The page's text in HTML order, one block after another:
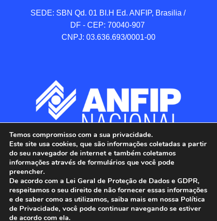
SEDE: SBN Qd. 01 BI.H Ed. ANFIP, Brasilia /
DF - CEP: 70040-907
CNPJ: 03.636.693/0001-00
ANFIP - Associação Nacional dos Auditores
Temos compromisso com a sua privacidade.
Este site usa cookies, que são informações coletadas a partir
do seu navegador de internet e também coletamos
informações através de formulários que você pode
preencher.
De acordo com a Lei Geral de Proteção de Dados e GDPR,
respeitamos o seu direito de não fornecer essas informações
e de saber como as utilizamos, saiba mais em nossa Política
de Privacidade, você pode continuar navegando se estiver
de acordo com ela.